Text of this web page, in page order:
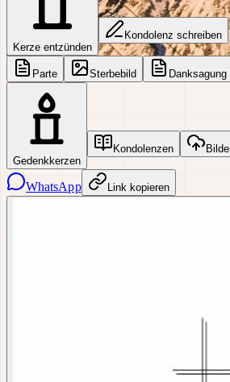
Kerze entzünden
Kondolenz schreiben
Parte Sterbebild Danksagung
Gedenkkerzen
Kondolenzen
WhatsApp Link kopieren